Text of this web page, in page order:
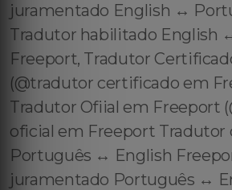
juramentado English ↔️
Tradutor habilitado English
Freeport, Tradutor
(@tradutor certificado em
Tradutor Ofiial em Freeport
oficial em Freeport Tradutor
Português ↔️ English
juramentado Português ↔️